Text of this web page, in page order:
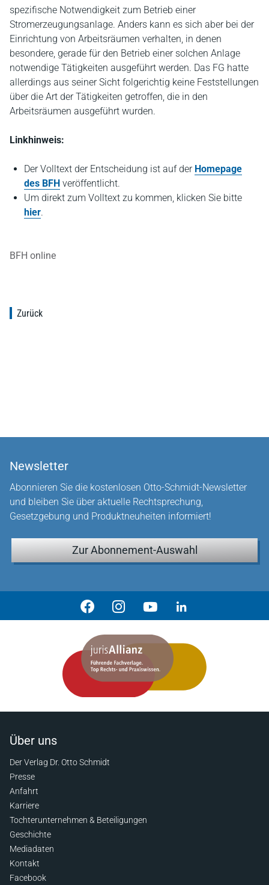
spezifische Notwendigkeit zum Betrieb einer
Stromerzeugungsanlage. Anders kann es sich aber bei der
Einrichtung von Arbeitsräumen verhalten, in denen
besondere, gerade für den Betrieb einer solchen Anlage
notwendige Tätigkeiten ausgeführt werden. Das FG hatte
allerdings aus seiner Sicht folgerichtig keine Feststellungen
über die Art der Tätigkeiten getroffen, die in den
Arbeitsräumen ausgeführt wurden.
Linkhinweis:
Der Volltext der Entscheidung ist auf der Homepage
des BFH veröffentlicht.
Um direkt zum Volltext zu kommen, klicken Sie bitte
hier.
BFH online
Zurück
Newsletter
Abonnieren Sie die kostenlosen Otto-Schmidt-Newsletter
und bleiben Sie über aktuelle Rechtsprechung,
Gesetzgebung und Produktneuheiten informiert!
Zur Abonnement-Auswahl
Über uns
Der Verlag Dr. Otto Schmidt
Presse
Anfahrt
Karriere
Tochterunternehmen & Beteiligungen
Geschichte
Mediadaten
Kontakt
Facebook